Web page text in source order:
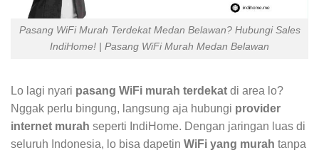
Pasang WiFi Murah Terdekat Medan Belawan? Hubungi Sales
IndiHome! | Pasang WiFi Murah Medan Belawan
Lo lagi nyari pasang WiFi murah terdekat di area lo?
Nggak perlu bingung, langsung aja hubungi provider
internet murah seperti IndiHome. Dengan jaringan luas di
seluruh Indonesia, lo bisa dapetin WiFi yang murah tanpa